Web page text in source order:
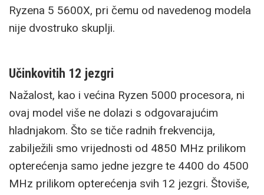
Ryzena 5 5600X, pri čemu od navedenog modela
nije dvostruko skuplji.
Učinkovitih 12 jezgri
Nažalost, kao i većina Ryzen 5000 procesora, ni
ovaj model više ne dolazi s odgovarajućim
hladnjakom. Što se tiče radnih frekvencija,
zabilježili smo vrijednosti od 4850 MHz prilikom
opterećenja samo jedne jezgre te 4400 do 4500
MHz prilikom opterećenja svih 12 jezgri. Štoviše,